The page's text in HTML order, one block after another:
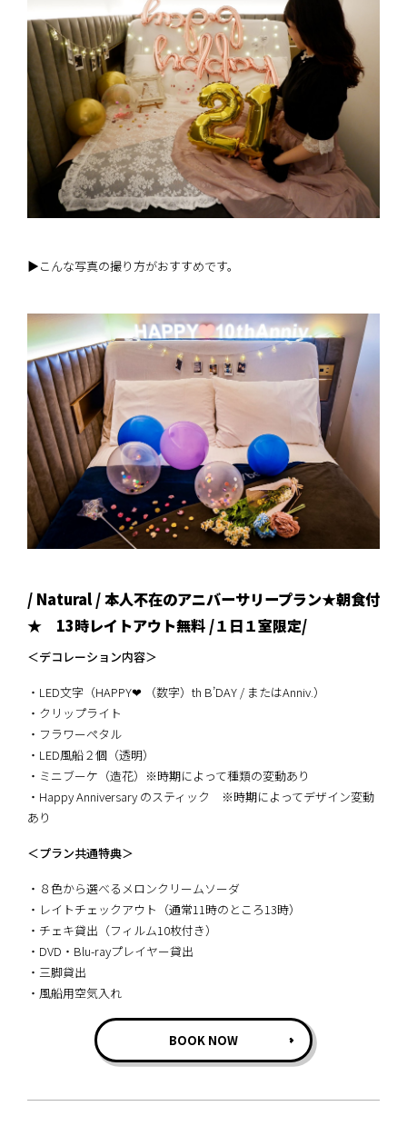
▶こんな写真の撮り方がおすすめです。
/ Natural / 本人不在のアニバーサリープラン★朝食付
★ 13時レイトアウト無料 /１日１室限定/
＜デコレーション内容＞
・LED文字（HAPPY❤ （数字）th B’DAY / またはAnniv.）
・クリップライト
・フラワーペタル
・LED風船２個（透明）
・ミニブーケ（造花）※時期によって種類の変動あり
・Happy Anniversary のスティック ※時期によってデザイン変動
あり
＜プラン共通特典＞
・８色から選べるメロンクリームソーダ
・レイトチェックアウト（通常11時のところ13時）
・チェキ貸出（フィルム10枚付き）
・DVD・Blu-rayプレイヤー貸出
・三脚貸出
・風船用空気入れ
BOOK NOW